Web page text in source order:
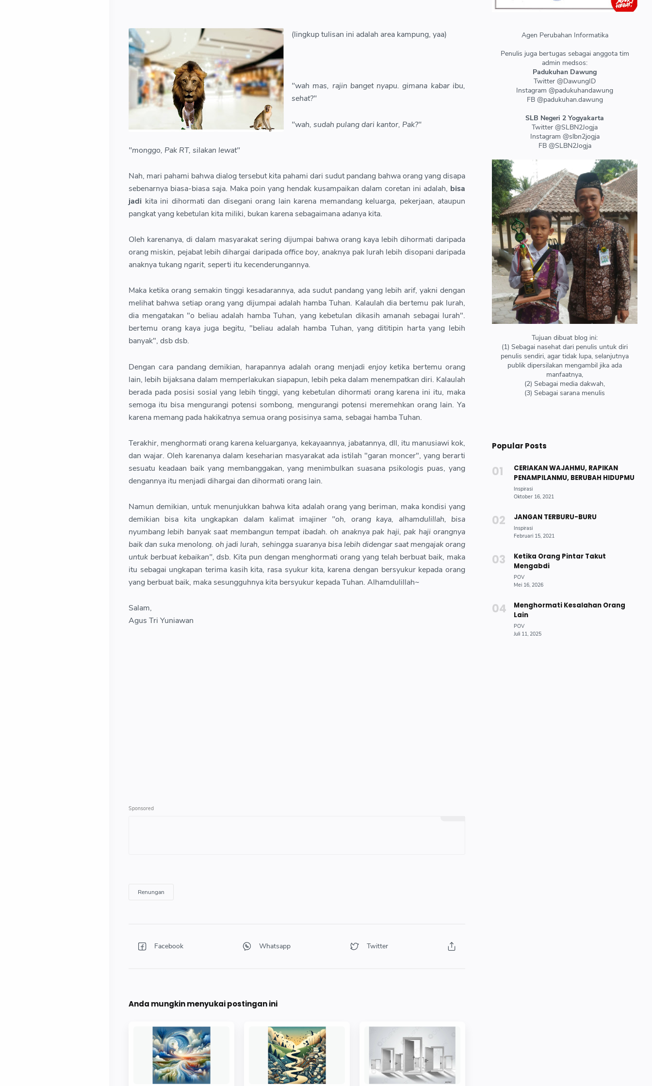
(lingkup tulisan ini adalah area kampung, yaa)
"wah mas, rajin banget nyapu. gimana kabar ibu,
sehat?"
"wah, sudah pulang dari kantor, Pak?"
"monggo, Pak RT, silakan lewat"
Nah, mari pahami bahwa dialog tersebut kita pahami dari sudut pandang bahwa orang yang disapa
sebenarnya biasa-biasa saja. Maka poin yang hendak kusampaikan dalam coretan ini adalah, bisa
jadi kita ini dihormati dan disegani orang lain karena memandang keluarga, pekerjaan, ataupun
pangkat yang kebetulan kita miliki, bukan karena sebagaimana adanya kita.
Oleh karenanya, di dalam masyarakat sering dijumpai bahwa orang kaya lebih dihormati daripada
orang miskin, pejabat lebih dihargai daripadaoffice boy, anaknya pak lurah lebih disopani daripada
anaknya tukang ngarit, seperti itu kecenderungannya.
Maka ketika orang semakin tinggi kesadarannya, ada sudut pandang yang lebih arif, yakni dengan
melihat bahwa setiap orang yang dijumpai adalah hamba Tuhan. Kalaulah dia bertemu pak lurah,
dia mengatakan "o beliau adalah hamba Tuhan, yang kebetulan dikasih amanah sebagai lurah".
bertemu orang kaya juga begitu, "beliau adalah hamba Tuhan, yang dititipin harta yang lebih
banyak", dsb dsb.
Dengan cara pandang demikian, harapannya adalah orang menjadi enjoyketika bertemu orang
lain, lebih bijaksana dalam memperlakukan siapapun, lebih peka dalam menempatkan diri. Kalaulah
berada pada posisi sosial yang lebih tinggi, yang kebetulan dihormati orang karena ini itu, maka
semoga itu bisa mengurangi potensi sombong, mengurangi potensi meremehkan orang lain. Ya
karena memang pada hakikatnya semua orang posisinya sama, sebagai hamba Tuhan.
Terakhir, menghormati orang karena keluarganya, kekayaannya, jabatannya, dll, itu manusiawi kok,
dan wajar. Oleh karenanya dalam keseharian masyarakat ada istilah "garan moncer", yang berarti
sesuatu keadaan baik yang membanggakan, yang menimbulkan suasana psikologis puas, yang
dengannya itu menjadi dihargai dan dihormati orang lain.
Namun demikian, untuk menunjukkan bahwa kita adalah orang yang beriman, maka kondisi yang
demikian bisa kita ungkapkan dalam kalimat imajiner "oh, orang kaya, alhamdulillah, bisa
nyumbang lebih banyak saat membangun tempat ibadah. oh anaknya pak haji, pak haji orangnya
baik dan suka menolong. oh jadi lurah, sehingga suaranya bisa lebih didengar saat mengajak orang
untuk berbuat kebaikan", dsb. Kita pun dengan menghormati orang yang telah berbuat baik, maka
itu sebagai ungkapan terima kasih kita, rasa syukur kita, karena dengan bersyukur kepada orang
yang berbuat baik, maka sesungguhnya kita bersyukur kepada Tuhan. Alhamdulillah~
Salam,
Agus Tri Yuniawan
Anda mungkin menyukai postingan ini
Agen Perubahan Informatika
Penulis juga bertugas sebagai anggota tim
admin medsos:
Padukuhan Dawung
Twitter @DawungID
Instagram @padukuhandawung
FB @padukuhan.dawung
SLB Negeri 2 Yogyakarta
Twitter @SLBN2Jogja
Instagram @slbn2jogja
FB @SLBN2Jogja
Tujuan dibuat blog ini:
(1) Sebagai nasehat dari penulis untuk diri
penulis sendiri, agar tidak lupa, selanjutnya
publik dipersilakan mengambil jika ada
manfaatnya,
(2) Sebagai media dakwah,
(3) Sebagai sarana menulis
Popular Posts
CERIAKAN WAJAHMU, RAPIKAN
PENAMPILANMU, BERUBAH HIDUPMU
JANGAN TERBURU-BURU
Ketika Orang Pintar Takut
Mengabdi
Menghormati Kesalahan Orang
Lain